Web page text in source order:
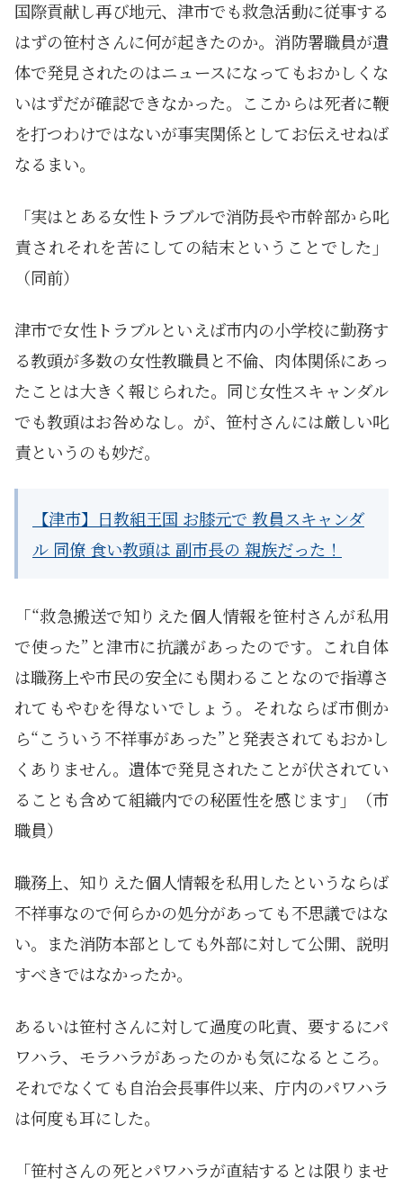
国際貢献し再び地元、津市でも救急活動に従事する
はずの笹村さんに何が起きたのか。消防署職員が遺
体で発見されたのはニュースになってもおかしくな
いはずだが確認できなかった。ここからは死者に鞭
を打つわけではないが事実関係としてお伝えせねば
なるまい。
「実はとある女性トラブルで消防長や市幹部から叱
責されそれを苦にしての結末ということでした」
（同前）
津市で女性トラブルといえば市内の小学校に勤務す
る教頭が多数の女性教職員と不倫、肉体関係にあっ
たことは大きく報じられた。同じ女性スキャンダル
でも教頭はお咎めなし。が、笹村さんには厳しい叱
責というのも妙だ。
【津市】日教組王国 お膝元で 教員スキャンダ
ル 同僚 食い教頭は 副市長の 親族だった！
「“救急搬送で知りえた個人情報を笹村さんが私用
で使った”と津市に抗議があったのです。これ自体
は職務上や市民の安全にも関わることなので指導さ
れてもやむを得ないでしょう。それならば市側か
ら“こういう不祥事があった”と発表されてもおかし
くありません。遺体で発見されたことが伏されてい
ることも含めて組織内での秘匿性を感じます」（市
職員）
職務上、知りえた個人情報を私用したというならば
不祥事なので何らかの処分があっても不思議ではな
い。また消防本部としても外部に対して公開、説明
すべきではなかったか。
あるいは笹村さんに対して過度の叱責、要するにパ
ワハラ、モラハラがあったのかも気になるところ。
それでなくても自治会長事件以来、庁内のパワハラ
は何度も耳にした。
「笹村さんの死とパワハラが直結するとは限りませ